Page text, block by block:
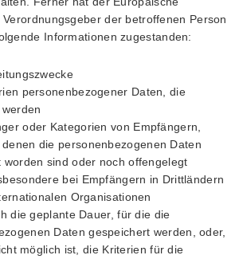
der betroffenen Person
Informationen zugestanden:
personenbezogener Daten, die
oder Kategorien von Empfängern,
die personenbezogenen Daten
worden sind oder noch offengelegt
bei Empfängern in Drittländern
Organisationen
die geplante Dauer, für die die
Daten gespeichert werden, oder,
möglich ist, die Kriterien für die